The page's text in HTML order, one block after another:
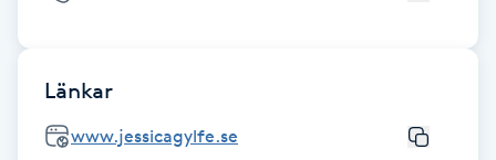
Fotmassage
Länkar
www.jessicagylfe.se